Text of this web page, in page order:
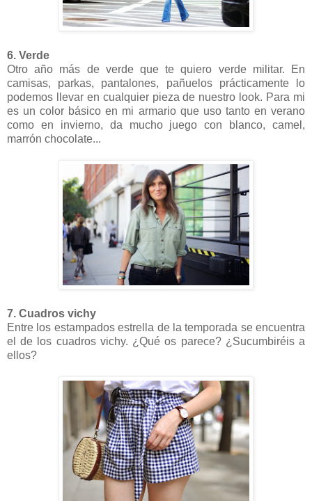
6. Verde
Otro año más de verde que te quiero verde militar. En
camisas, parkas, pantalones, pañuelos prácticamente lo
podemos llevar en cualquier pieza de nuestro look. Para mi
es un color básico en mi armario que uso tanto en verano
como en invierno, da mucho juego con blanco, camel,
marrón chocolate...
7. Cuadros vichy
Entre los estampados estrella de la temporada se encuentra
el de los cuadros vichy. ¿Qué os parece? ¿Sucumbiréis a
ellos?